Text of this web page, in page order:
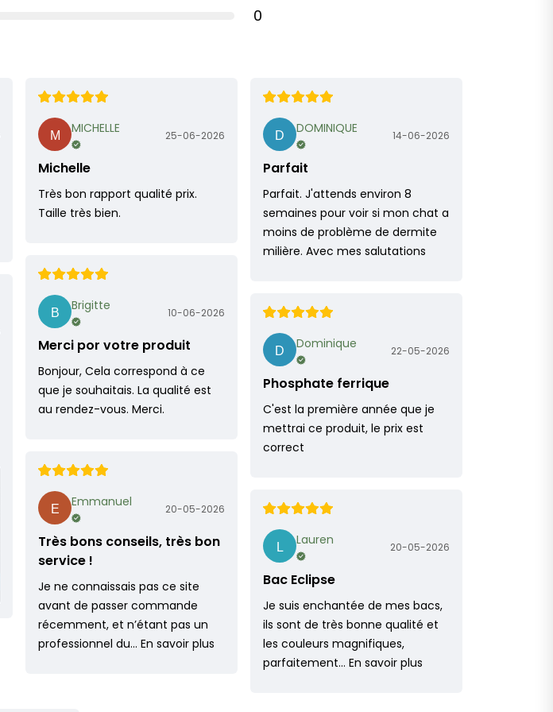
0
MICHELLE 25-06-2026
Michelle
Très bon rapport qualité prix.
Taille très bien.
DOMINIQUE 14-06-2026
Parfait
Parfait. J'attends environ 8
semaines pour voir si mon chat a
moins de problème de dermite
milière. Avec mes salutations
Brigitte 10-06-2026
Merci por votre produit
Bonjour, Cela correspond à ce
que je souhaitais. La qualité est
au rendez-vous. Merci.
Dominique 22-05-2026
Phosphate ferrique
C'est la première année que je
mettrai ce produit, le prix est
correct
Emmanuel 20-05-2026
Très bons conseils, très bon
service !
Je ne connaissais pas ce site
avant de passer commande
récemment, et n’étant pas un
professionnel du… En savoir plus
Lauren 20-05-2026
Bac Eclipse
Je suis enchantée de mes bacs,
ils sont de très bonne qualité et
les couleurs magnifiques,
parfaitement… En savoir plus